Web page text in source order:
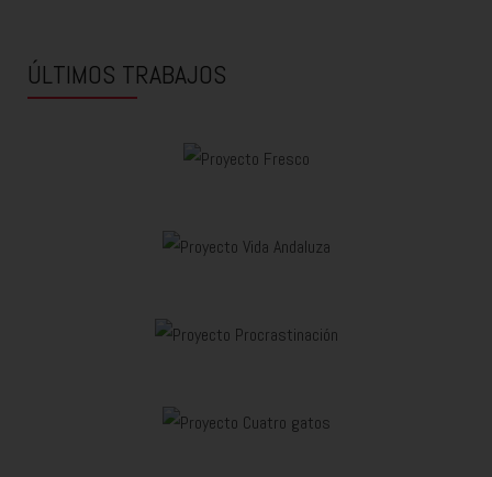
ÚLTIMOS TRABAJOS